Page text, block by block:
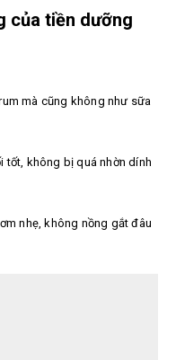
của tiền dưỡng
mà cũng không như sữa
tốt, không bị quá nhờn dính
nhẹ, không nồng gắt đâu